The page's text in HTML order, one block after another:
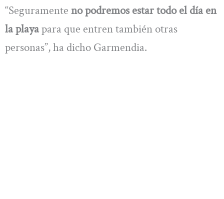
“Seguramente no podremos estar todo el día en
la playapara que entren también otras
personas”, ha dicho Garmendia.